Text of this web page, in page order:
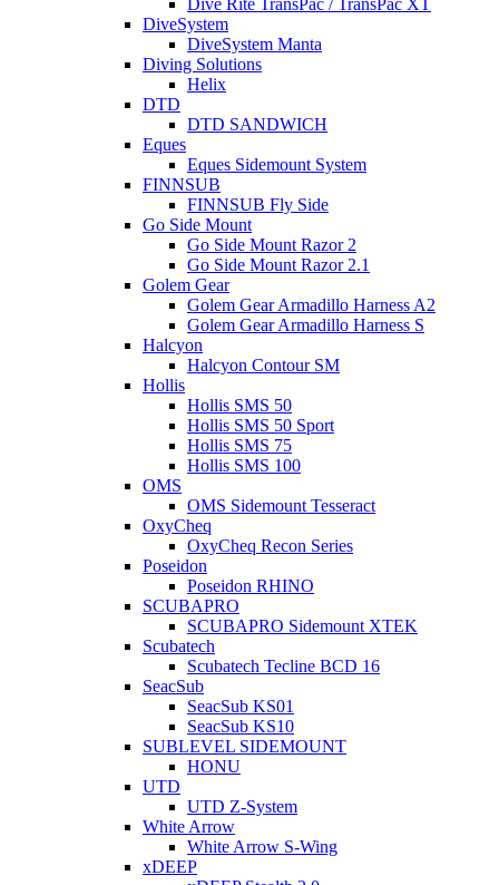
Dive Rite TransPac / TransPac XT
DiveSystem
DiveSystem Manta
Diving Solutions
Helix
DTD
DTD SANDWICH
Eques
Eques Sidemount System
FINNSUB
FINNSUB Fly Side
Go Side Mount
Go Side Mount Razor 2
Go Side Mount Razor 2.1
Golem Gear
Golem Gear Armadillo Harness A2
Golem Gear Armadillo Harness S
Halcyon
Halcyon Contour SM
Hollis
Hollis SMS 50
Hollis SMS 50 Sport
Hollis SMS 75
Hollis SMS 100
OMS
OMS Sidemount Tesseract
OxyCheq
OxyCheq Recon Series
Poseidon
Poseidon RHINO
SCUBAPRO
SCUBAPRO Sidemount XTEK
Scubatech
Scubatech Tecline BCD 16
SeacSub
SeacSub KS01
SeacSub KS10
SUBLEVEL SIDEMOUNT
HONU
UTD
UTD Z-System
White Arrow
White Arrow S-Wing
xDEEP